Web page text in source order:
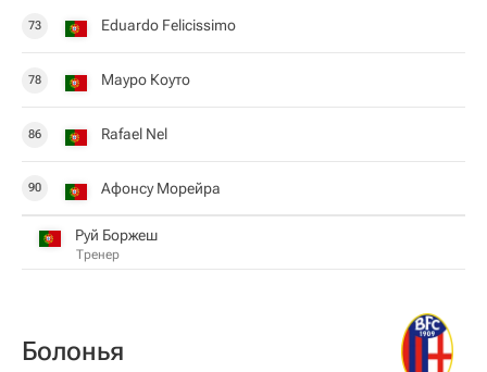
73 Eduardo Felicissimo
78 Мауро Коуто
86 Rafael Nel
90 Афонсу Морейра
Руй Боржеш
Тренер
Болонья